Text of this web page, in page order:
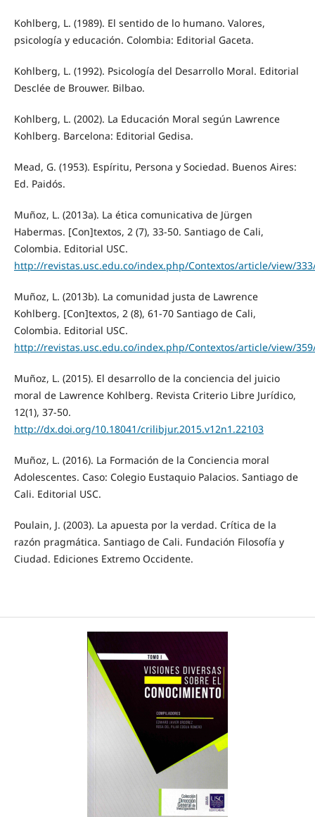
Kohlberg, L. (1989). El sentido de lo humano. Valores,
psicología y educación. Colombia: Editorial Gaceta.
Kohlberg, L. (1992). Psicología del Desarrollo Moral. Editorial
Desclée de Brouwer. Bilbao.
Kohlberg, L. (2002). La Educación Moral según Lawrence
Kohlberg. Barcelona: Editorial Gedisa.
Mead, G. (1953). Espíritu, Persona y Sociedad. Buenos Aires:
Ed. Paidós.
Muñoz, L. (2013a). La ética comunicativa de Jürgen
Habermas. [Con]textos, 2 (7), 33-50. Santiago de Cali,
Colombia. Editorial USC.
http://revistas.usc.edu.co/index.php/Contextos/article/view/
Muñoz, L. (2013b). La comunidad justa de Lawrence
Kohlberg. [Con]textos, 2 (8), 61-70 Santiago de Cali,
Colombia. Editorial USC.
http://revistas.usc.edu.co/index.php/Contextos/article/view/
Muñoz, L. (2015). El desarrollo de la conciencia del juicio
moral de Lawrence Kohlberg. Revista Criterio Libre Jurídico,
12(1), 37-50.
http://dx.doi.org/10.18041/crilibjur.2015.v12n1.22103
Muñoz, L. (2016). La Formación de la Conciencia moral
Adolescentes. Caso: Colegio Eustaquio Palacios. Santiago de
Cali. Editorial USC.
Poulain, J. (2003). La apuesta por la verdad. Crítica de la
razón pragmática. Santiago de Cali. Fundación Filosofía y
Ciudad. Ediciones Extremo Occidente.